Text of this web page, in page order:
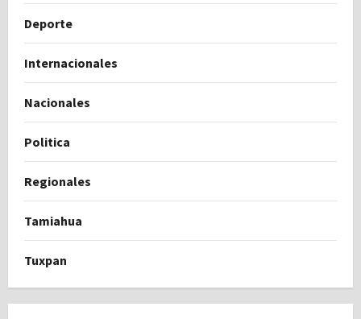
Deporte
Internacionales
Nacionales
Politica
Regionales
Tamiahua
Tuxpan